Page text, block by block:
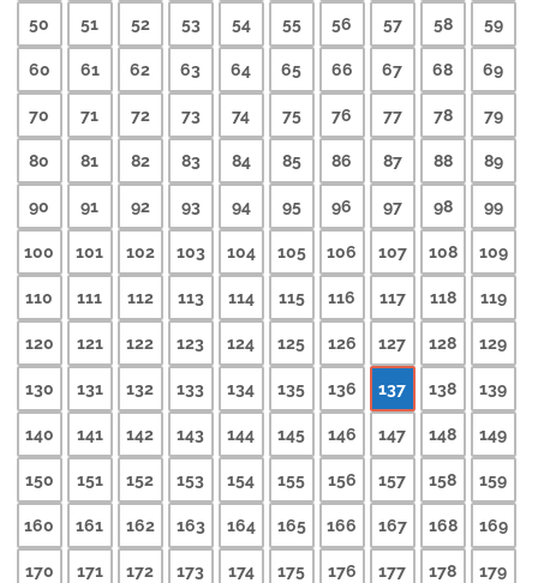
50 51 52 53 54 55 56 57 58 59
60 61 62 63 64 65 66 67 68 69
70 71 72 73 74 75 76 77 78 79
80 81 82 83 84 85 86 87 88 89
90 91 92 93 94 95 96 97 98 99
100 101 102 103 104 105 106 107 108 109
110 111 112 113 114 115 116 117 118 119
120 121 122 123 124 125 126 127 128 129
130 131 132 133 134 135 136 137 138 139
140 141 142 143 144 145 146 147 148 149
150 151 152 153 154 155 156 157 158 159
160 161 162 163 164 165 166 167 168 169
170 171 172 173 174 175 176 177 178 179